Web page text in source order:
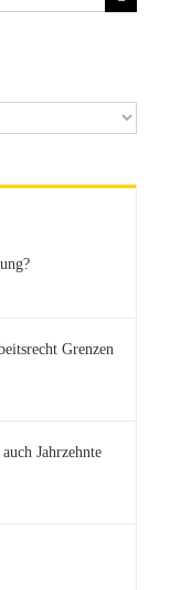
Grenzen
Jahrzehnte